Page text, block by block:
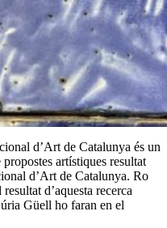
d’Art de Catalunya és un
artístiques resultat
d’Art de Catalunya. Ro
d’aquesta recerca
Güell ho faran en el